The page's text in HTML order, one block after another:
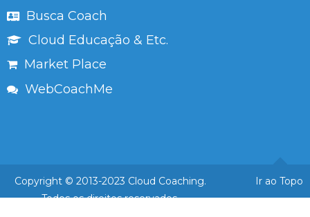
Busca Coach
Cloud Educação & Etc.
Market Place
WebCoachMe
Ir ao Topo
Copyright © 2013-2023 Cloud Coaching.
Todos os direitos reservados.